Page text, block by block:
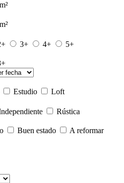
m²
m²
3+ 4+
5+
Estudio
Loft
Rústica
Buen estado
A reformar